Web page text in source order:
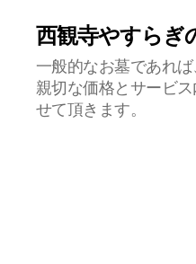
西観寺やすらぎ
一般的なお墓であれ
親切な価格とサービ
せて頂きます。